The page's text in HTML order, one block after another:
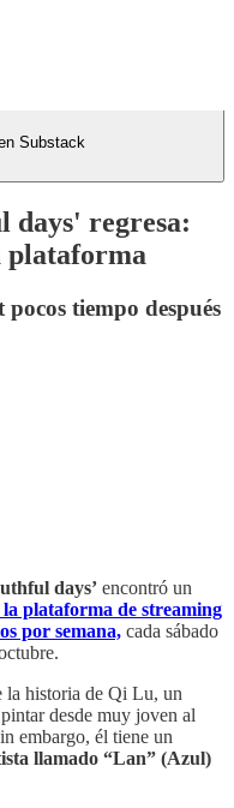
Substack
days' regresa:
plataforma
tiempo después
days’ encontró un
plataforma de streaming
por semana, cada sábado
la historia de Qi Lu, un
desde muy joven al
embargo, él tiene un
llamado “Lan” (Azul)